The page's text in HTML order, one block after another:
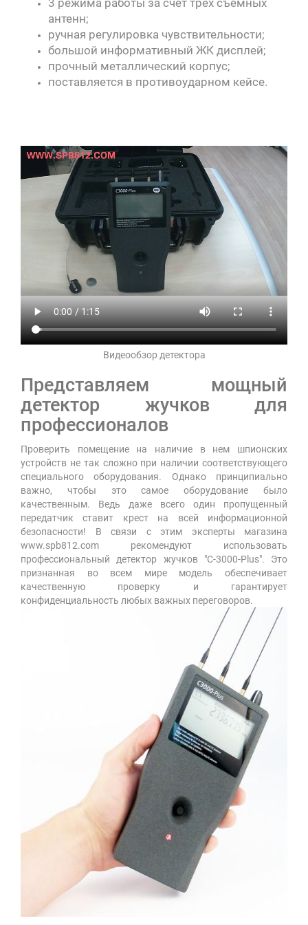
3 режима работы за счет трех съемных
антенн;
ручная регулировка чувствительности;
большой информативный ЖК дисплей;
прочный металлический корпус;
поставляется в противоударном кейсе.
Видеообзор детектора
Представляем мощный
детектор жучков для
профессионалов
Проверить помещение на наличие в нем шпионских
устройств не так сложно при наличии соответствующего
специального оборудования. Однако принципиально
важно, чтобы это самое оборудование было
качественным. Ведь даже всего один пропущенный
передатчик ставит крест на всей информационной
безопасности! В связи с этим эксперты магазина
www.spb812.com рекомендуют использовать
профессиональный детектор жучков "C-3000-Plus". Это
признанная во всем мире модель обеспечивает
качественную проверку и гарантирует
конфиденциальность любых важных переговоров.